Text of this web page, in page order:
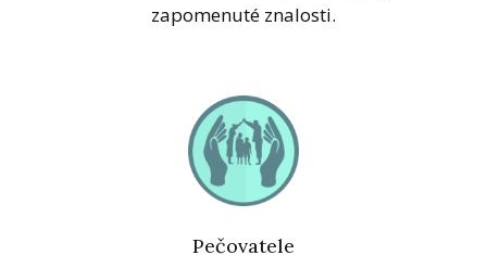
zapomenuté znalosti.
Pečovatele